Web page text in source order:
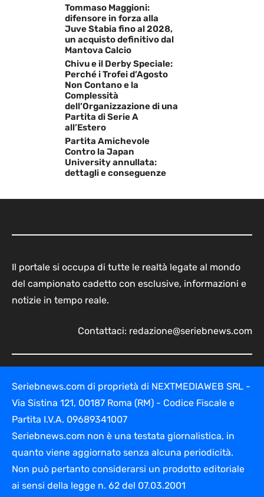
Tommaso Maggioni:
difensore in forza alla
Juve Stabia fino al 2028,
un acquisto definitivo dal
Mantova Calcio
Chivu e il Derby Speciale:
Perché i Trofei d’Agosto
Non Contano e la
Complessità
dell’Organizzazione di una
Partita di Serie A
all’Estero
Partita Amichevole
Contro la Japan
University annullata:
dettagli e conseguenze
Il portale si occupa di tutte le realtà legate al mondo
del campionato cadetto con esclusive, informazioni e
notizie in tempo reale.
Contattaci: redazione@seriebnews.com
Seriebnews.com di proprietà di NEXTMEDIAWEB SRL -
Via Sistina 121, 00187 Roma (RM) - Codice Fiscale e
Partita I.V.A. 09689341007
Seriebnews.com non è una testata giornalistica, in
quanto viene aggiornato senza alcuna periodicità.
Non può pertanto considerarsi un prodotto editoriale
ai sensi della legge n. 62 del 07.03.2001